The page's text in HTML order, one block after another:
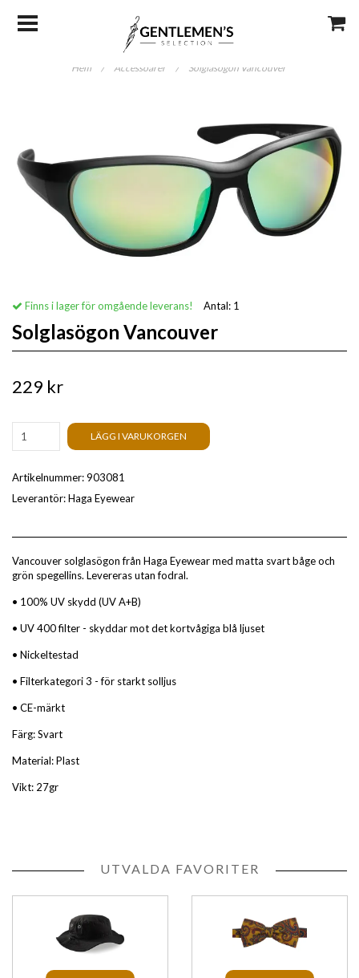
Hem / Accessoarer / Solglasögon Vancouver
Finns i lager för omgående leverans! Antal: 1
Solglasögon Vancouver
229 kr
LÄGG I VARUKORGEN
Artikelnummer:903081
Leverantör:Haga Eyewear
Vancouver solglasögon från Haga Eyewear med matta svart båge och
grön spegellins. Levereras utan fodral.
• 100% UV skydd (UV A+B)
• UV 400 filter - skyddar mot det kortvågiga blå ljuset
• Nickeltestad
• Filterkategori 3 - för starkt solljus
• CE-märkt
Färg: Svart
Material: Plast
Vikt: 27gr
UTVALDA FAVORITER